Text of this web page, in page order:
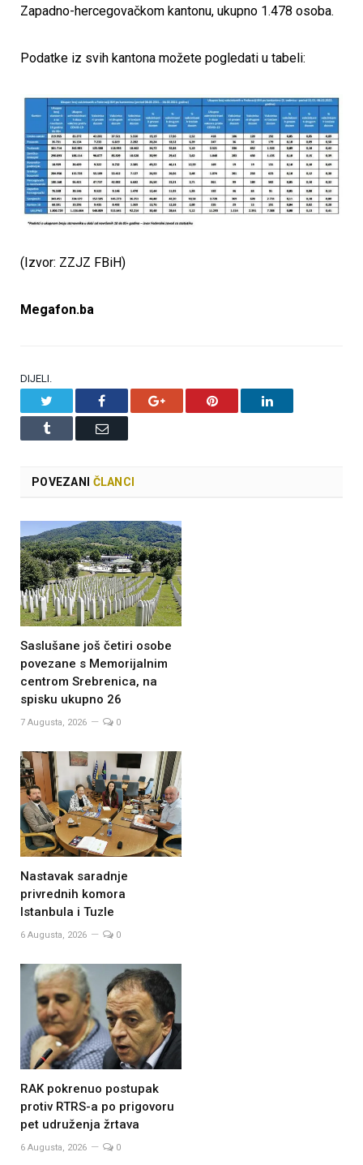
Zapadno-hercegovačkom kantonu, ukupno 1.478 osoba.
Podatke iz svih kantona možete pogledati u tabeli:
(Izvor: ZZJZ FBiH)
Megafon.ba
DIJELI.
Facebook Google+ Pinterest LinkedIn
Tumblr Email
POVEZANI ČLANCI
Saslušane još četiri osobe
povezane s Memorijalnim
centrom Srebrenica, na
spisku ukupno 26
7 Augusta, 2026 0
Nastavak saradnje
privrednih komora
Istanbula i Tuzle
6 Augusta, 2026 0
RAK pokrenuo postupak
protiv RTRS-a po prigovoru
pet udruženja žrtava
6 Augusta, 2026 0